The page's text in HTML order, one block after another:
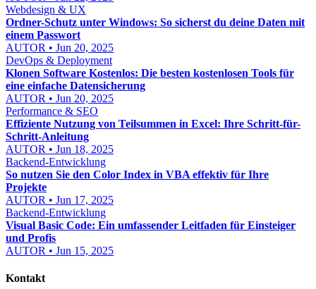
Webdesign & UX
Ordner-Schutz unter Windows: So sicherst du deine Daten mit
einem Passwort
AUTOR • Jun 20, 2025
DevOps & Deployment
Klonen Software Kostenlos: Die besten kostenlosen Tools für
eine einfache Datensicherung
AUTOR • Jun 20, 2025
Performance & SEO
Effiziente Nutzung von Teilsummen in Excel: Ihre Schritt-für-
Schritt-Anleitung
AUTOR • Jun 18, 2025
Backend-Entwicklung
So nutzen Sie den Color Index in VBA effektiv für Ihre
Projekte
AUTOR • Jun 17, 2025
Backend-Entwicklung
Visual Basic Code: Ein umfassender Leitfaden für Einsteiger
und Profis
AUTOR • Jun 15, 2025
Kontakt